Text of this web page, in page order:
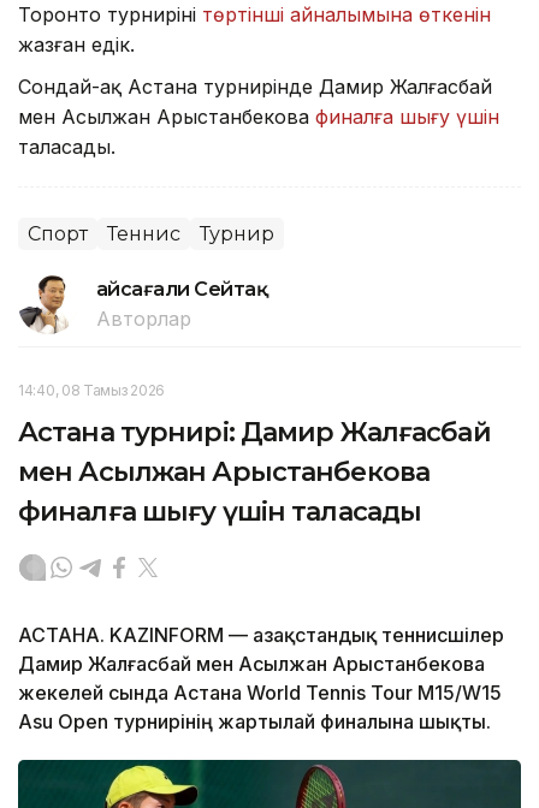
Торонто турнирінің төртінші айналымына өткенін
жазған едік.
Сондай-ақ Астана турнирінде Дамир Жалғасбай
мен Асылжан Арыстанбекова финалға шығу үшін
таласады.
Спорт Теннис Турнир
Ғайсағали Сейтақ
Авторлар
14:40, 08 Тамыз 2026
Астана турнирі: Дамир Жалғасбай
мен Асылжан Арыстанбекова
финалға шығу үшін таласады
АСТАНА. KAZINFORM — Қазақстандық теннисшілер
Дамир Жалғасбай мен Асылжан Арыстанбекова
жекелей сында Астана World Tennis Tour M15/W15
Asu Open турнирінің жартылай финалына шықты.